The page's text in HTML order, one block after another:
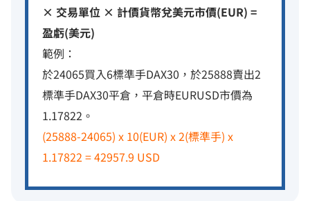
× 交易單位 × 計價貨幣兌美元市價(EUR) =
盈虧(美元)
範例：
於24065買入6標準手DAX30，於25888賣出2
標準手DAX30平倉，平倉時EURUSD市價為
1.17822。
(25888-24065) x 10(EUR) x 2(標準手) x
1.17822 = 42957.9 USD